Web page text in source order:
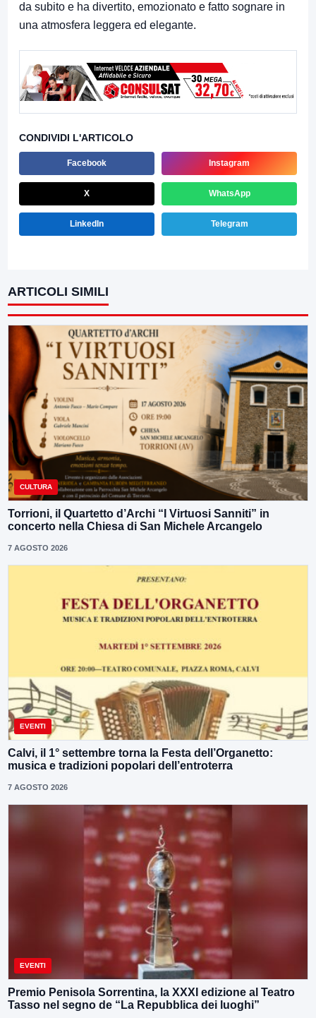
da subito e ha divertito, emozionato e fatto sognare in
una atmosfera leggera ed elegante.
CONDIVIDI L'ARTICOLO
Facebook Instagram
X WhatsApp
LinkedIn Telegram
ARTICOLI SIMILI
CULTURA
Torrioni, il Quartetto d’Archi “I Virtuosi Sanniti” in
concerto nella Chiesa di San Michele Arcangelo
7 AGOSTO 2026
EVENTI
Calvi, il 1° settembre torna la Festa dell’Organetto:
musica e tradizioni popolari dell’entroterra
7 AGOSTO 2026
EVENTI
Premio Penisola Sorrentina, la XXXI edizione al Teatro
Tasso nel segno de “La Repubblica dei luoghi”